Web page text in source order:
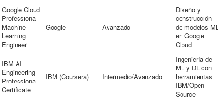
Google Cloud
Professional
Machine
Learning
Engineer
Google Avanzado
Diseño y
construcción
de modelos
en Google
Cloud
IBM AI
Engineering
Professional
Certificate
IBM (Coursera) Intermedio/Avanzado
Ingeniería de
ML y DL con
herramientas
IBM/Open
Source